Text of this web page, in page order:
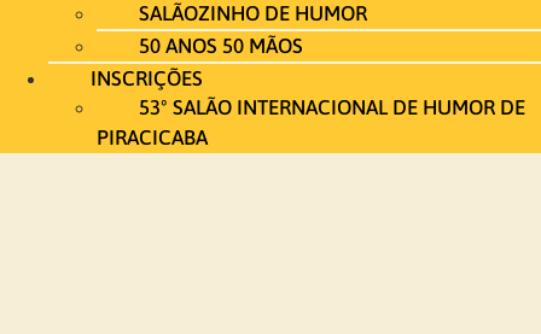
SALÃOZINHO DE HUMOR
50 ANOS 50 MÃOS
INSCRIÇÕES
53º SALÃO INTERNACIONAL DE HUMOR DE
PIRACICABA